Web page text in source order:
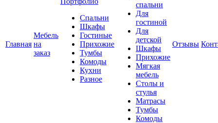
Главная
Мебель
на
заказ
Спальни
Шкафы
Гостиные
Прихожие
Тумбы
Комоды
Кухни
Разное
спальни
Для
гостиной
Для
детской
Шкафы
Прихожие
Мягкая
мебель
Столы и
стулья
Матрасы
Тумбы
Комоды
Отзывы